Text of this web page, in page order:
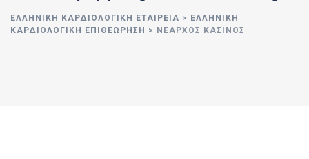
ΕΛΛΗΝΙΚΉ ΚΑΡΔΙΟΛΟΓΙΚΉ ΕΤΑΙΡΕΊΑ > ΕΛΛΗΝΙΚΗ
ΚΑΡΔΙΟΛΟΓΙΚΗ ΕΠΙΘΕΩΡΗΣΗ > ΝΈΑΡΧΟΣ ΚΆΣΙΝΟΣ